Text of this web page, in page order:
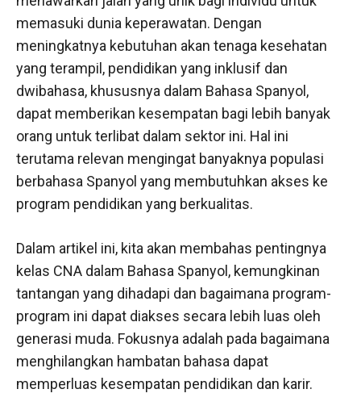
memasuki dunia keperawatan. Dengan
meningkatnya kebutuhan akan tenaga kesehatan
yang terampil, pendidikan yang inklusif dan
dwibahasa, khususnya dalam Bahasa Spanyol,
dapat memberikan kesempatan bagi lebih banyak
orang untuk terlibat dalam sektor ini. Hal ini
terutama relevan mengingat banyaknya populasi
berbahasa Spanyol yang membutuhkan akses ke
program pendidikan yang berkualitas.
Dalam artikel ini, kita akan membahas pentingnya
kelas CNA dalam Bahasa Spanyol, kemungkinan
tantangan yang dihadapi dan bagaimana program-
program ini dapat diakses secara lebih luas oleh
generasi muda. Fokusnya adalah pada bagaimana
menghilangkan hambatan bahasa dapat
memperluas kesempatan pendidikan dan karir.